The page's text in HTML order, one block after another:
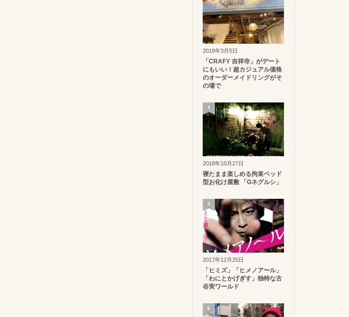
2019年3月5日
「CRAFY 吉祥寺」がデート
にもいい！超カジュアル価格
のオーダーメイドリングがそ
の場で
2018年10月27日
寝たまま楽しめる拘束ベッド
型お化け屋敷 「Gネグルシ」
4
2017年12月25日
「ヒミズ」「ヒメノア〜ル」
「わにとかげぎす」独特な古
谷実ワールド
5
6